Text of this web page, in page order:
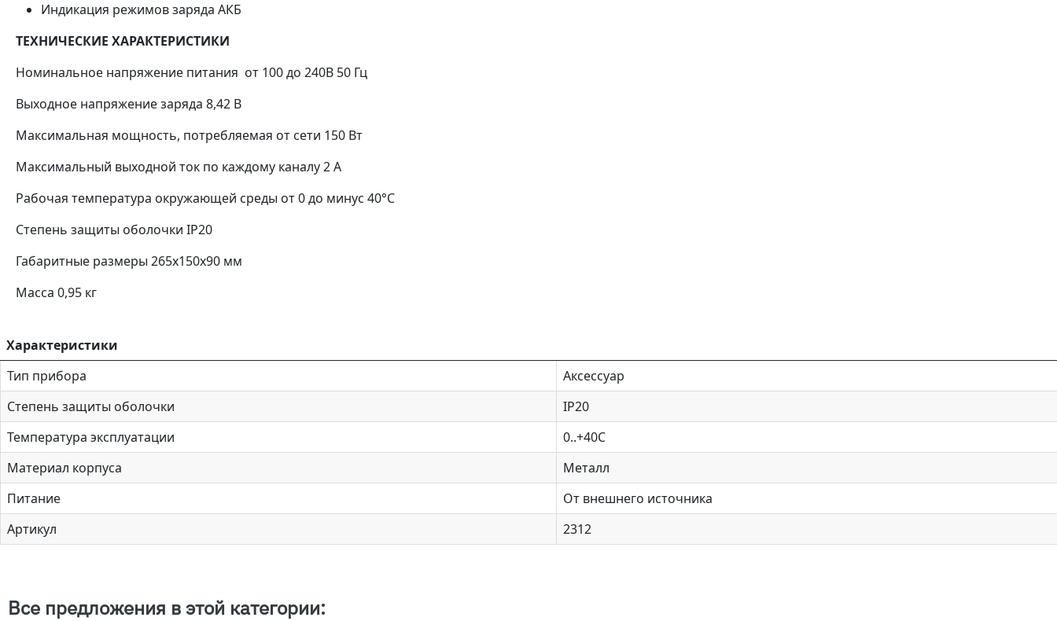
Индикация режимов заряда АКБ
ТЕХНИЧЕСКИЕ ХАРАКТЕРИСТИКИ
Номинальное напряжение питания от 100 до 240В 50 Гц
Выходное напряжение заряда 8,42 В
Максимальная мощность, потребляемая от сети 150 Вт
Максимальный выходной ток по каждому каналу 2 А
Рабочая температура окружающей среды от 0 до минус 40°C
Степень защиты оболочки IP20
Габаритные размеры 265x150x90 мм
Масса 0,95 кг
Характеристики
Тип прибора
Аксессуар
Степень защиты оболочки
IP20
Температура эксплуатации
0..+40C
Материал корпуса
Металл
Питание
От внешнего источника
Артикул
2312
Все предложения в этой категории: